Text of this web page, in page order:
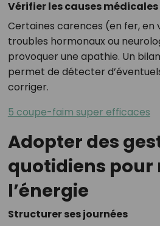
Vérifier les causes médicales
Certaines carences (en fer, en
troubles hormonaux ou
provoquer une apathie. Un
permet de détecter
corriger.
5 coupe-faim super efficaces
Adopter des
quotidiens pour
l’énergie
Structurer ses journées